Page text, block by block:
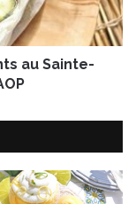
au Sainte-